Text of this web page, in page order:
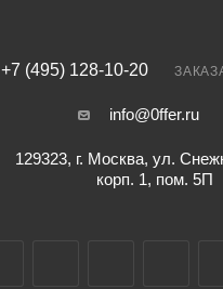
+7 (495) 128-10-20
info@0ffer.ru
129323, г. Москва, ул.
корп. 1, пом. 5П